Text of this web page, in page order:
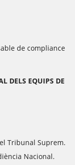
de compliance
DELS EQUIPS DE
Tribunal Suprem.
Nacional.